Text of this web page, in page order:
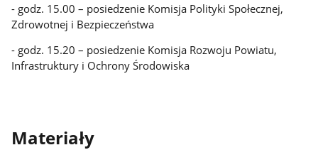
- godz. 15.00 – posiedzenie Komisja Polityki Społecznej,
Zdrowotnej i Bezpieczeństwa
- godz. 15.20 – posiedzenie Komisja Rozwoju Powiatu,
Infrastruktury i Ochrony Środowiska
Materiały